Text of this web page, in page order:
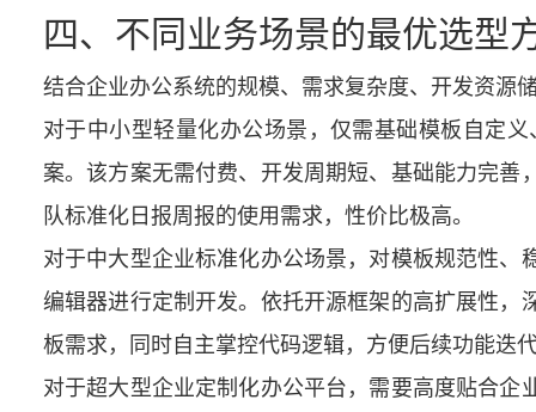
四、不同业务场景的最优选型
结合企业办公系统的规模、需求复杂度、开发资源
对于中小型轻量化办公场景，仅需基础模板自定
案。该方案无需付费、开发周期短、基础能力完
队标准化日报周报的使用需求，性价比极高。
对于中大型企业标准化办公场景，对模板规范性
编辑器进行定制开发。依托开源框架的高扩展性
板需求，同时自主掌控代码逻辑，方便后续功能迭
对于超大型企业定制化办公平台，需要高度贴合